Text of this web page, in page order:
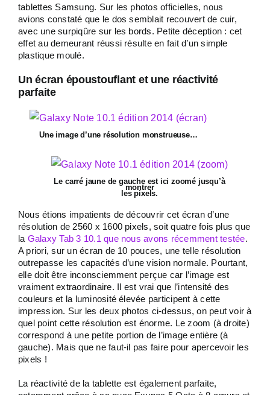
tablettes Samsung. Sur les photos officielles, nous
avions constaté que le dos semblait recouvert de cuir,
avec une surpiqûre sur les bords. Petite déception : cet
effet au demeurant réussi résulte en fait d’un simple
plastique moulé.
Un écran époustouflant et une réactivité
parfaite
Une image d’une résolution monstrueuse…
Le carré jaune de gauche est ici zoomé jusqu’à
montrer
les pixels.
Nous étions impatients de découvrir cet écran d’une
résolution de 2560 x 1600 pixels, soit quatre fois plus que
la Galaxy Tab 3 10.1 que nous avons récemment testée.
A priori, sur un écran de 10 pouces, une telle résolution
outrepasse les capacités d’une vision normale. Pourtant,
elle doit être inconsciemment perçue car l’image est
vraiment extraordinaire. Il est vrai que l’intensité des
couleurs et la luminosité élevée participent à cette
impression. Sur les deux photos ci-dessus, on peut voir à
quel point cette résolution est énorme. Le zoom (à droite)
correspond à une petite portion de l’image entière (à
gauche). Mais que ne faut-il pas faire pour apercevoir les
pixels !
La réactivité de la tablette est également parfaite,